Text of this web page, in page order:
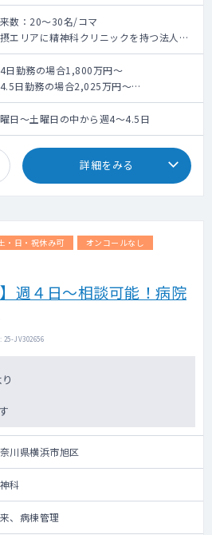
数：20～30名/コマ
エリアに精神科クリニックを持つ法人
分院展開します。
の現院長に代わって管理医師・院長を務
くださる方を募集いたします。
テ：現在は紙カルテを使用、オーダリン
すが、新たな管理医師をお迎えするタイ
グで電子カルテを導入します。
方：院外処方
日勤務の場合1,800万円～
日勤務の場合2,025万円～
理医師手当を含む ※経験に応じて面接
て決定
日～土曜日の中から週4～4.5日
詳細をみる
・日・祝休み可
オンコールなし
週４日～相談可能！病院
25-JV302656
川県横浜市旭区
科
、病棟管理